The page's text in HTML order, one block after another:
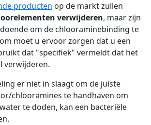
producten op de markt zullen
verwijderen, maar zijn
om de chlooraminebinding te
moet u ervoor zorgen dat u een
dat "specifiek" vermeldt dat het
verwijderen.
er niet in slaagt om de juiste
chlooramines te handhaven om
te doden, kan een bacteriële